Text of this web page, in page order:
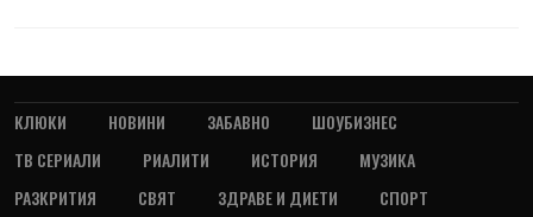
КЛЮКИ НОВИНИ ЗАБАВНО
ШОУБИЗНЕС
ТВ СЕРИАЛИ
РИАЛИТИ ИСТОРИЯ
МУЗИКА
РАЗКРИТИЯ
СВЯТ ЗДРАВЕ И ДИЕТИ СПОРТ